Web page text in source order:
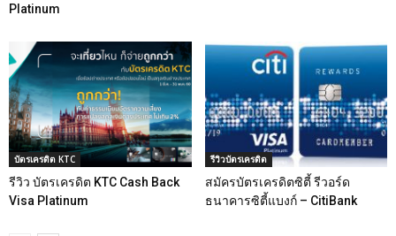
Platinum
บัตรเครดิต KTC
รีวิว บัตรเครดิต KTC Cash Back
Visa Platinum
รีวิวบัตรเครดิต
สมัครบัตรเครดิตซิตี้ รีวอร์ด
ธนาคารซิตี้แบงก์ – CitiBank